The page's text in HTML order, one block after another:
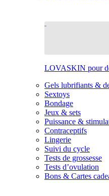
LOVASKIN pour
Gels lubrifiants &
Sextoys
Bondage
Jeux & sets
Puissance &
Contraceptifs
Lingerie
Suivi du cycle
Tests de grossesse
Tests d’ovulation
Bons & Cartes